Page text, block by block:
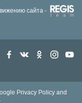
сайта -
Privacy Policy and